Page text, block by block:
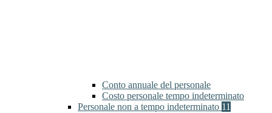
Conto annuale del personale
Costo personale tempo indeterminato
Personale non a tempo indeterminato 11